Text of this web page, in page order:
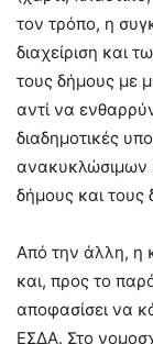
τον τρόπο, η
διαχείριση και
τους δήμους με
αντί να
διαδημοτικές
ανακυκλώσιμων
δήμους και τους
Από την άλλη, η
και, προς το
αποφασίσει να
ΕΣΔΑ. Στο